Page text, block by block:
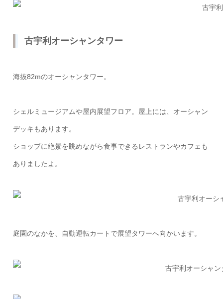
古宇利オーシャンタワー
海抜82mのオーシャンタワー。
シェルミュージアムや屋内展望フロア。屋上には、オーシャン
デッキもあります。
ショップに絶景を眺めながら食事できるレストランやカフェも
ありましたよ。
庭園のなかを、自動運転カートで展望タワーへ向かいます。